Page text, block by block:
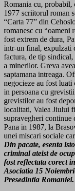
Romania cu, probabil,
1977 scriitorul roman
“Carta 77” din
romanesc cu “oameni
fost extrem de dura,
intr-un final, expulzati
factura, de tip
a minerilor. Greva
saptamana intreaga.
negocieze au fost luati
in persoana cu
grevistilor au fost
localitati, Valea Jiului
supravegheri continue
Pana in 1987, la
unei miscari sociale
Din pacate, esenta
criminal ateist de
fost reflectata corect
Asociatia 15
Presedintia Romaniei.